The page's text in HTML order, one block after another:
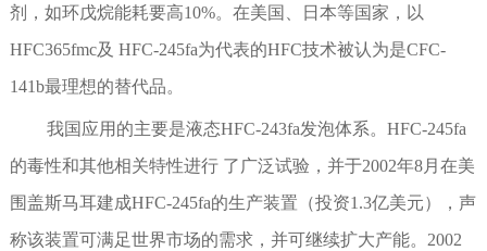
剂，如环戊烷能耗要高10%。在美国、日本等国家，以
HFC365fmc及 HFC-245fa为代表的HFC技术被认为是CFC-
141b最理想的替代品。
我国应用的主要是液态HFC-243fa发泡体系。HFC-245fa
的毒性和其他相关特性进行 了广泛试验，并于2002年8月在美
围盖斯马耳建成HFC-245fa的生产装置（投资1.3亿美元），声
称该装置可满足世界市场的需求，并可继续扩大产能。2002